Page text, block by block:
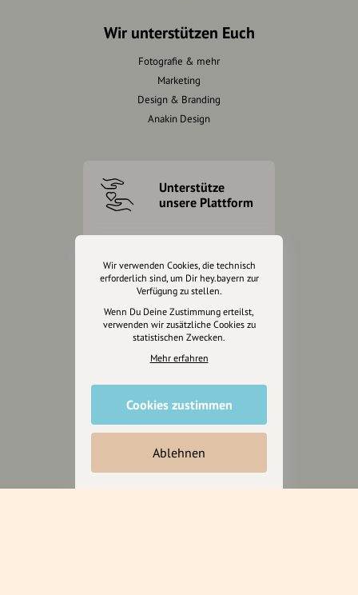
Wir unterstützen Euch
Fotografie & mehr
Marketing
Design & Branding
Anakin Design
Unterstütze
unsere Plattform
uns für unsere Region und
für alle, die uns besuchen
wollen.
Inhalte vorschlagen
Jetzt unterstützen
Spendenquittung ausstellen.
Wir verwenden Cookies, die technisch
erforderlich sind, um Dir hey.bayern zur
Verfügung zu stellen.
Wenn Du Deine Zustimmung erteilst,
verwenden wir zusätzliche Cookies zu
statistischen Zwecken.
Mehr erfahren
Cookies zustimmen
Ablehnen